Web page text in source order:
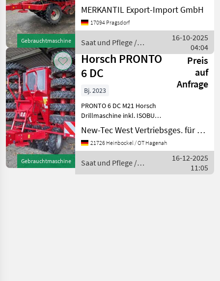
Gebrauchtmaschine
Reihen- / Körperabstand: 15
cm, Beladestufe,
Exaktstriegel, Hydraulische
Pneumatisch, Z
MERKANTIL Export-Import GmbH
17094 Pragsdorf
Saat und Pflege /
Horsch
16-10-2025
04:04
Gebrauchtmaschine
Horsch PRONTO
6 DC
Preis
auf
Anfrage
Bj. 2023
PRONTO 6 DC M21 Horsch
Drillmaschine inkl. ISOBUS-
Ausstattung Spuranreißer
Reifenpacker Ø 85 cm - 7.50-
18 AS 40 TurboDisc
DiscSystem 2-re
New-Tec West Vertriebsges. für Agrartechnik mbH, Hagenah
21726 Heinbockel / OT Hagenah
Saat und Pflege /
Horsch
16-12-2025
11:05